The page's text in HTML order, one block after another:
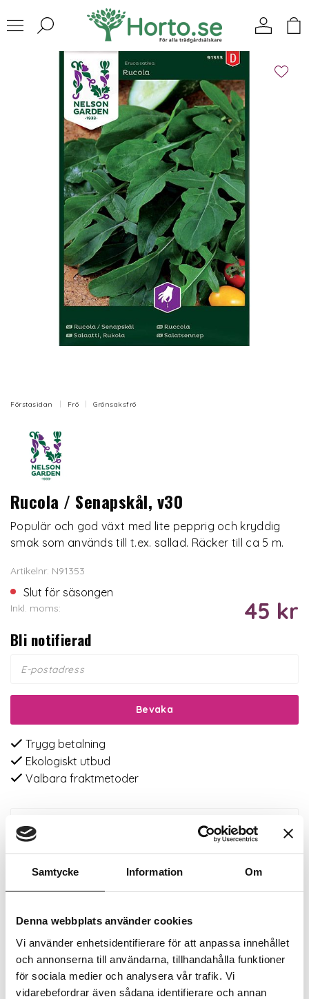
Samtycke Information Om
Denna webbplats använder cookies
Vi använder enhetsidentifierare för att anpassa innehållet
och annonserna till användarna, tillhandahålla funktioner
för sociala medier och analysera vår trafik. Vi
vidarebefordrar även sådana identifierare och annan
Förstasidan Frö Grönsaksfrö
Rucola / Senapskål, v30
Populär och god växt med lite pepprig och kryddig
smak som används till t.ex. sallad. Räcker till ca 5 m.
Artikelnr: N91353
Slut för säsongen
Inkl. moms: 45 kr
Bli notifierad
Bevaka
Trygg betalning
Ekologiskt utbud
Valbara fraktmetoder
Beskrivning
Relaterade produkter